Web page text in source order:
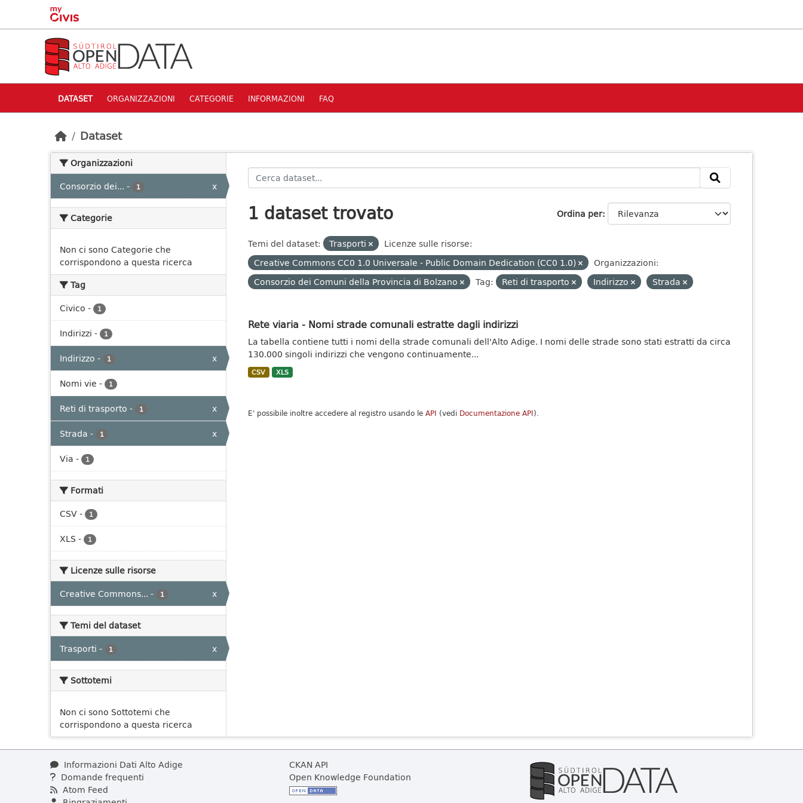
Skip to main content
DATASET ORGANIZZAZIONI CATEGORIE INFORMAZIONI FAQ
Dataset
Organizzazioni
Consorzio dei... - 1 x
Categorie
Non ci sono Categorie che
corrispondono a questa ricerca
Tag
Civico - 1
Indirizzi - 1
Indirizzo - 1
x
Nomi vie - 1
Reti di trasporto - 1
x
Strada - 1
x
Via - 1
Formati
CSV- 1
XLS - 1
Licenze sulle risorse
Creative Commons... - 1 x
Temi del dataset
Trasporti - 1 x
Sottotemi
Non ci sono Sottotemi che
corrispondono a questa ricerca
Ordina per
1 dataset trovato
Temi del dataset: Trasporti
Licenze sulle risorse:
Creative Commons CC0 1.0 Universale - Public Domain Dedication (CC0 1.0)
Organizzazioni:
Consorzio dei Comuni della Provincia di Bolzano
Tag: Reti di trasporto Indirizzo Strada
Rete viaria - Nomi strade comunali estratte dagli indirizzi
La tabella contiene tutti i nomi della strade comunali dell'Alto Adige. I nomi delle strade sono stati estratti da circa
130.000 singoli indirizzi che vengono continuamente...
CSV XLS
E' possibile inoltre accedere al registro usando le API (vedi Documentazione API).
Informazioni Dati Alto Adige
Domande frequenti
Atom Feed
CKAN API
Open Knowledge Foundation